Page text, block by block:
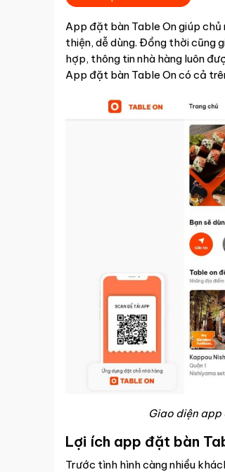
App đặt bàn Table On giúp chủ
thiện, dễ dùng. Đồng thời cũng
hợp, thông tin nhà hàng luôn
App đặt bàn Table On có cả
Giao diện
Lợi ích app đặt bàn
Trước tình hình càng nhiều